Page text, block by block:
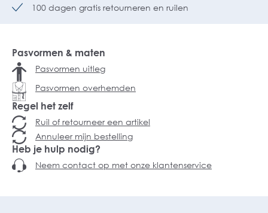
100 dagen gratis retourneren en ruilen
Pasvormen & maten
Pasvormen uitleg
Pasvormen overhemden
Regel het zelf
Ruil of retourneer een artikel
Annuleer mijn bestelling
Heb je hulp nodig?
Neem contact op met onze klantenservice